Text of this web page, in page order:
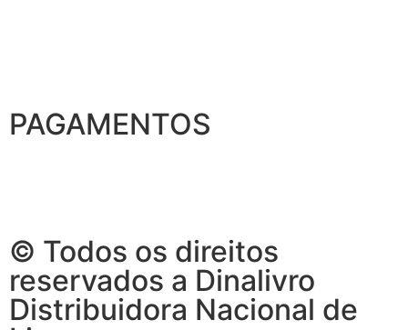
PAGAMENTOS
© Todos os direitos
reservados a Dinalivro
Distribuidora Nacional de